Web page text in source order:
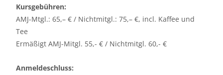
Kursgebühren:
AMJ-Mtgl.: 65,– € / Nichtmitgl.: 75,– €, incl. Kaffee und
Tee
Ermäßigt AMJ-Mitgl. 55,- € / Nichtmitgl. 60,- €
Anmeldeschluss: